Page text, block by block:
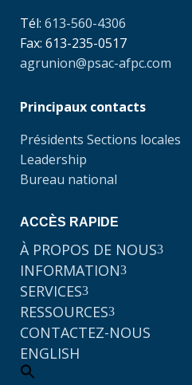
Tél: 613-560-4306
Fax: 613-235-0517
agrunion@psac-afpc.com
Principaux contacts
Présidents Sections locales
Leadership
Bureau national
ACCÈS RAPIDE
À PROPOS DE NOUS3
INFORMATION3
SERVICES3
RESSOURCES3
CONTACTEZ-NOUS
ENGLISH
Search